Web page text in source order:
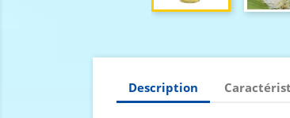
Description